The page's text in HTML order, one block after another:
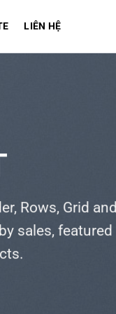
LIÊN HỆ
Rows, Grid and
sales, featured